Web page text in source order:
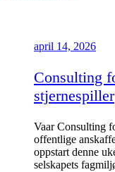
april 14, 2026
Consulting
stjernespiller
Vaar Consulting
offentlige
oppstart denne
selskapets